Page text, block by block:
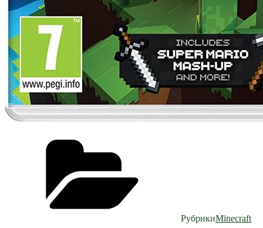
РубрикиMinecraft